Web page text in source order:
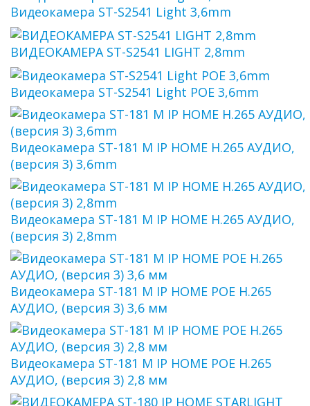
Видеокамера ST-S2541 Light 3,6mm
ВИДЕОКАМЕРА ST-S2541 LIGHT 2,8mm
Видеокамера ST-S2541 Light POE 3,6mm
Видеокамера ST-181 M IP HOME H.265 АУДИО,
(версия 3) 3,6mm
Видеокамера ST-181 M IP HOME H.265 АУДИО,
(версия 3) 2,8mm
Видеокамера ST-181 M IP HOME POE H.265
АУДИО, (версия 3) 3,6 мм
Видеокамера ST-181 M IP HOME POE H.265
АУДИО, (версия 3) 2,8 мм